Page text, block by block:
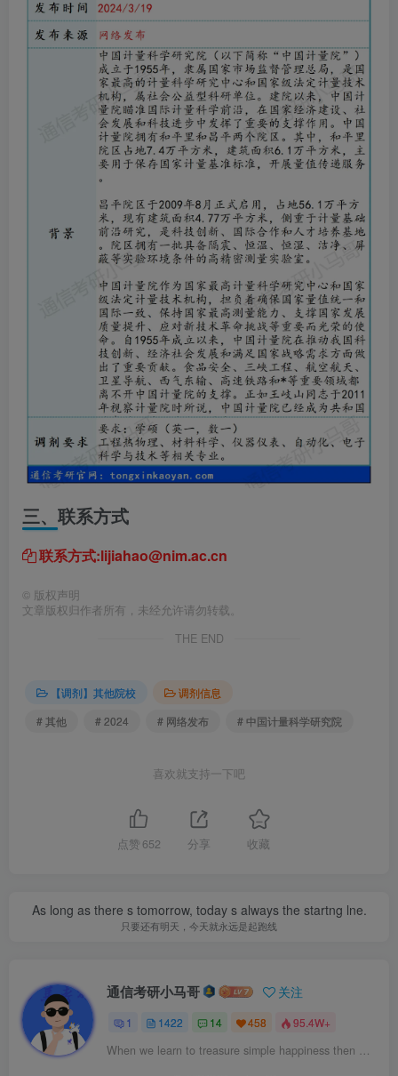
三、 联系方式
联系方式:lijiahao@nim.ac.cn
© 版权声明
文章版权归作者所有，未经允许请勿转载。
THE END
【调剂】其他院校
调剂信息
# 其他
# 2024 # 网络发布 # 中国计量科学研究院
喜欢就支持一下吧
点赞 652 分享 收藏
As long as there s tomorrow, today s always the startng lne.
只要还有明天，今天就永远是起跑线
通信考研小马哥 关注
1 1422 14 458 95.4W+
When we learn to treasure simple happiness then we will be winners in life.